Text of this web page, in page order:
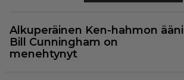
Alkuperäinen Ken-hahmon ääni
Bill Cunningham on
menehtynyt